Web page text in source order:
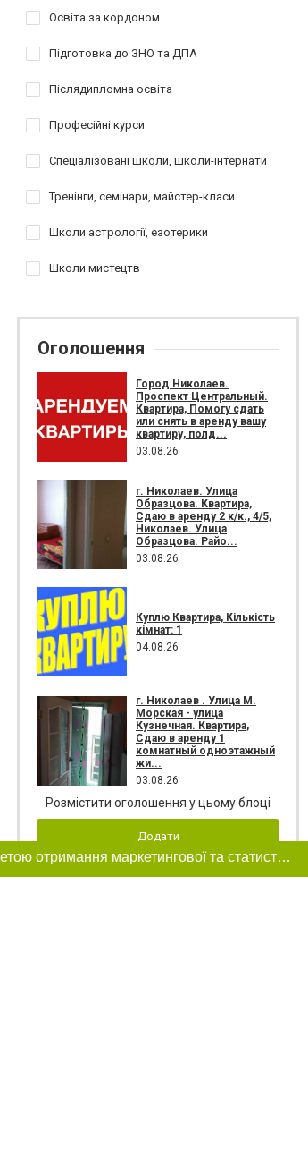
Освіта за кордоном
Підготовка до ЗНО та ДПА
Післядипломна освіта
Професійні курси
Спеціалізовані школи, школи-інтернати
Тренінги, семінари, майстер-класи
Школи астрології, езотерики
Школи мистецтв
Оголошення
Город Николаев.
Проспект Центральный.
Квартира, Помогу сдать
или снять в аренду вашу
квартиру, полд...
03.08.26
г. Николаев. Улица
Образцова. Квартира,
Сдаю в аренду 2 к/к., 4/5,
Николаев. Улица
Образцова. Райо...
03.08.26
Куплю Квартира, Кількість
кімнат: 1
04.08.26
г. Николаев . Улица М.
Морская - улица
Кузнечная. Квартира,
Сдаю в аренду 1
комнатный одноэтажный
жи...
03.08.26
Розмістити оголошення у цьому блоці
Додати
Цей сайт використовує «cookies». Також веб-сайт використовує інтернет-сервіс для збору технічних даних стосовно відвідувачів з метою отримання маркетингової та статистичної інформації. Умови обробки даних відвідувачів сайту див.